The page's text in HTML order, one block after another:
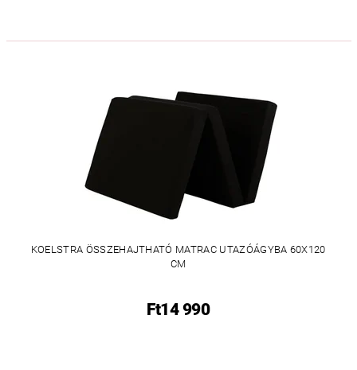
KOELSTRA ÖSSZEHAJTHATÓ MATRAC UTAZÓÁGYBA 60X120
CM
Ft14 990